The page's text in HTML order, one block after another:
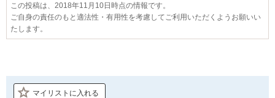
この投稿は、2018年11月10日時点の情報です。
ご自身の責任のもと適法性・有用性を考慮してご利用いただくようお願いい
たします。
マイリストに入れる